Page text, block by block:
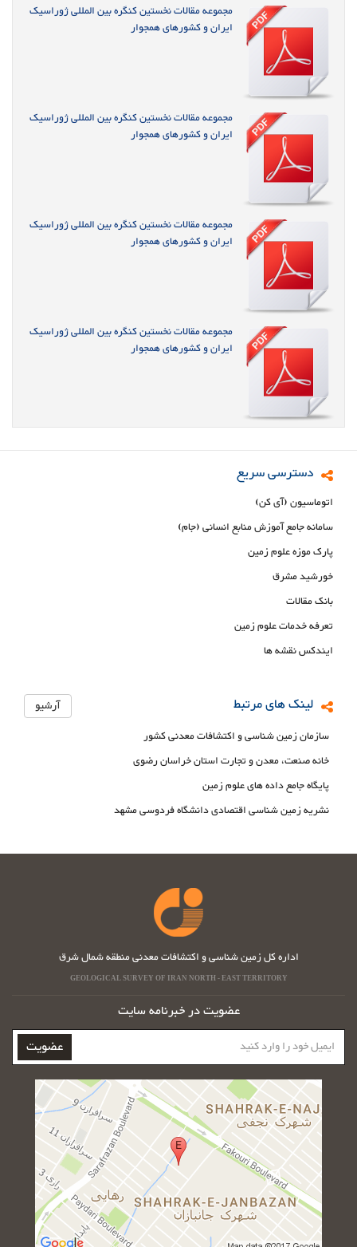
مجموعه مقالات نخستین کنگره بین المللی ژوراسیک
ایران و کشورهای همجوار
مجموعه مقالات نخستین کنگره بین المللی ژوراسیک
ایران و کشورهای همجوار
مجموعه مقالات نخستین کنگره بین المللی ژوراسیک
ایران و کشورهای همجوار
مجموعه مقالات نخستین کنگره بین المللی ژوراسیک
ایران و کشورهای همجوار
دسترسی سریع
اتوماسیون (آی کن)
سامانه جامع آموزش منابع انسانی (جام)
پارک موزه علوم زمین
خورشید مشرق
بانک مقالات
تعرفه خدمات علوم زمین
ایندکس نقشه ها
لینک های مرتبط آرشیو
سازمان زمین شناسی و اکتشافات معدنی کشور
خانه صنعت، معدن و تجارت استان خراسان رضوی
پایگاه جامع داده های علوم زمین
نشریه زمین شناسی اقتصادی دانشگاه فردوسی مشهد
اداره کل زمین شناسی و اکتشافات معدنی منطقه شمال شرق
GEOLOGICAL SURVEY OF IRAN NORTH - EAST TERRITORY
عضویت در خبرنامه سایت
ایمیل
خود
را
عضویت